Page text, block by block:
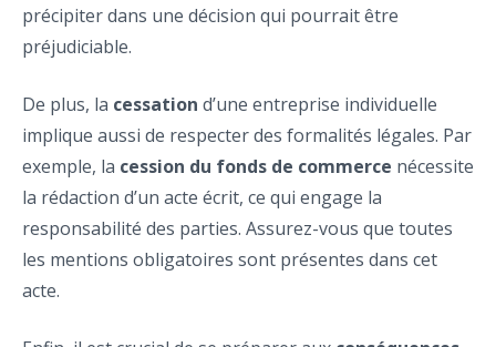
précipiter dans une décision qui pourrait être
préjudiciable.
De plus, la cessation d’une entreprise individuelle
implique aussi de respecter des formalités légales. Par
exemple, la cession du fonds de commerce nécessite
la rédaction d’un acte écrit, ce qui engage la
responsabilité des parties. Assurez-vous que toutes
les mentions obligatoires sont présentes dans cet
acte.